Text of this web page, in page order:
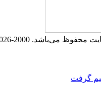
می‌باشد. 2000-2026
گرفت